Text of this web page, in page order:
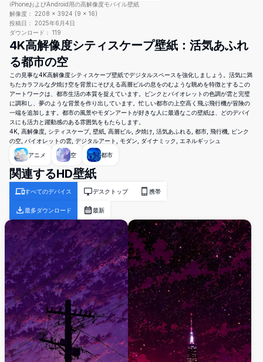
iPhoneおよびAndroid用の高解像度モバイル壁紙
解像度： 2208 × 3924 (9 × 16)
投稿日： 2025年6月4日
ダウンロード： 119
4K高解像度シティスケープ壁紙：活気あふれ
る都市の空
この見事な4K高解像度シティスケープ壁紙でデジタルスペースを強化しましょう。活気に満
ちたカラフルな夕焼け空を背景にそびえる高層ビルの息をのむような眺めを特徴とするこの
アートワークは、都市生活の本質を捉えています。ピンクとバイオレットの色調が雲と完璧
に調和し、夢のような背景を作り出しています。忙しい都市の上空高く飛ぶ飛行機が冒険の
一端を追加します。都市の風景やモダンアートが好きな人に最適なこの壁紙は、どのデバイ
スにも活力と躍動感のある雰囲気をもたらします。
4K, 高解像度, シティスケープ, 壁紙, 高層ビル, 夕焼け, 活気あふれる, 都市, 飛行機, ピンク
の空, バイオレットの雲, デジタルアート, モダン, ダイナミック, エネルギッシュ
アニメ
空 都市
関連するHD壁紙
すべてのデバイス デスクトップ 携帯
最多ダウンロード 最新